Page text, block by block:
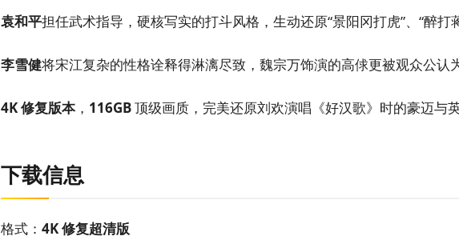
袁和平担任武术指导，硬核写实的打斗风格，生动还原“景阳冈打虎”、“醉打
李雪健将宋江复杂的性格诠释得淋漓尽致，魏宗万饰演的高俅更被观众公认
4K 修复版本， 116GB顶级画质，完美还原刘欢演唱《好汉歌》时的豪迈与
下载信息
格式： 4K 修复超清版